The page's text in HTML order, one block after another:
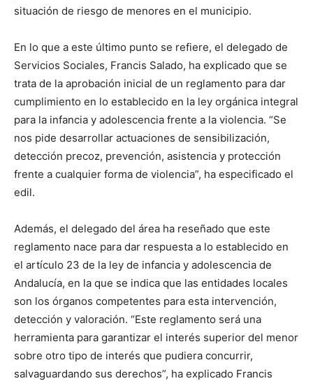
situación de riesgo de menores en el municipio.
En lo que a este último punto se refiere, el delegado de
Servicios Sociales, Francis Salado, ha explicado que se
trata de la aprobación inicial de un reglamento para dar
cumplimiento en lo establecido en la ley orgánica integral
para la infancia y adolescencia frente a la violencia. “Se
nos pide desarrollar actuaciones de sensibilización,
detección precoz, prevención, asistencia y protección
frente a cualquier forma de violencia”, ha especificado el
edil.
Además, el delegado del área ha reseñado que este
reglamento nace para dar respuesta a lo establecido en
el artículo 23 de la ley de infancia y adolescencia de
Andalucía, en la que se indica que las entidades locales
son los órganos competentes para esta intervención,
detección y valoración. “Este reglamento será una
herramienta para garantizar el interés superior del menor
sobre otro tipo de interés que pudiera concurrir,
salvaguardando sus derechos”, ha explicado Francis